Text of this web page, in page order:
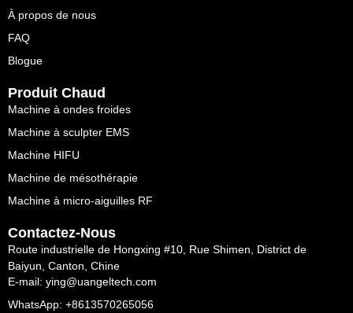
À propos de nous
FAQ
Blogue
Produit Chaud
Machine à ondes froides
Machine à sculpter EMS
Machine HIFU
Machine de mésothérapie
Machine à micro-aiguilles RF
Contactez-Nous
Route industrielle de Hongxing #10, Rue Shimen, District de
Baiyun, Canton, Chine
E-mail: ying@uangeltech.com
WhatsApp: +8613570265056